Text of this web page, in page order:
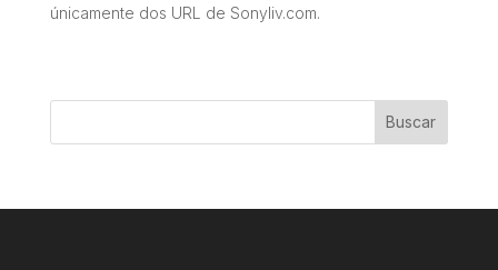
únicamente dos URL de Sonyliv.com.
Buscar